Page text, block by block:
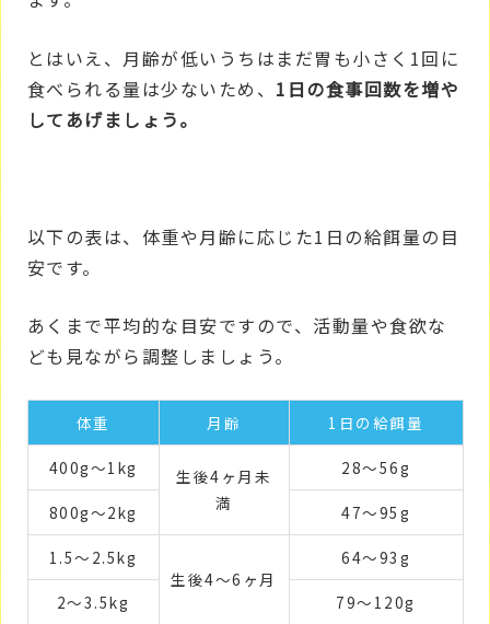
とはいえ、月齢が低いうちはまだ胃も小さく1回に
食べられる量は少ないため、 1日の食事回数を増や
してあげましょう。
以下の表は、体重や月齢に応じた1日の給餌量の目
安です。
あくまで平均的な目安ですので、活動量や食欲な
ども見ながら調整しましょう。
体重 月齢 1日の給餌量
400g～1kg
生後4ヶ月未
満
28～56g
800g～2kg 47～95g
1.5～2.5kg
生後4～6ヶ月
64～93g
2～3.5kg 79～120g